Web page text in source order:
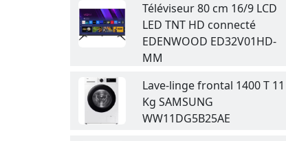
Téléviseur 80 cm 16/9 LCD
LED TNT HD connecté
EDENWOOD ED32V01HD-
MM
Lave-linge frontal 1400 T 11
Kg SAMSUNG
WW11DG5B25AE